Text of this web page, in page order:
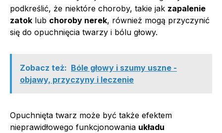
podkreślić, że niektóre choroby, takie jak zapalenie
zatok lub choroby nerek, również mogą przyczynić
się do opuchnięcia twarzy i bólu głowy.
Zobacz też: Bóle głowy i szumy uszne -
objawy, przyczyny i leczenie
Opuchnięta twarz może być także efektem
nieprawidłowego funkcjonowania układu